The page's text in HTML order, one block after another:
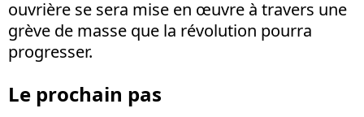
ouvrière se sera mise en œuvre à travers une
grève de masse que la révolution pourra
progresser.
Le prochain pas